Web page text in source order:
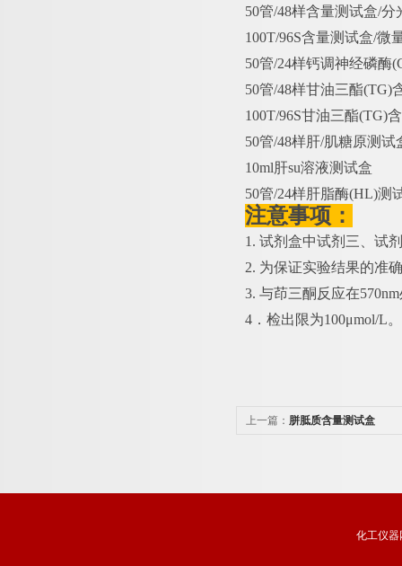
50管/48样含量测试盒/分
100T/96S含量测试盒/微
50管/24样钙调神经磷酶
50管/48样甘油三酯(TG)
100T/96S甘油三酯(TG)
50管/48样肝/肌糖原测试
10ml肝su溶液测试盒
50管/24样肝脂酶(HL)测
注意事项：
1. 试剂盒中试剂三、试
2. 为保证实验结果的准
3. 与茚三酮反应在
4．检出限为100μmol/L。
上一篇： 胼胝质含量测试盒
化工仪器